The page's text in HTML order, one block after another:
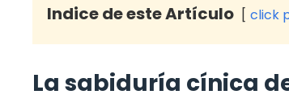
Indice de este Artículo click
La sabiduría cínica